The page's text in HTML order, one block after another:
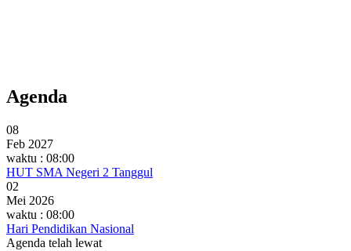
Agenda
08
Feb 2027
waktu : 08:00
HUT SMA Negeri 2 Tanggul
02
Mei 2026
waktu : 08:00
Hari Pendidikan Nasional
Agenda telah lewat